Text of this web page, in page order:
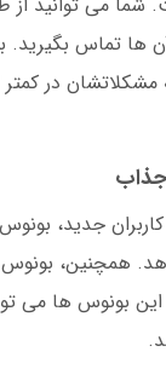
ها تماس بگیرید.
همچنین،
این بونوس ها می